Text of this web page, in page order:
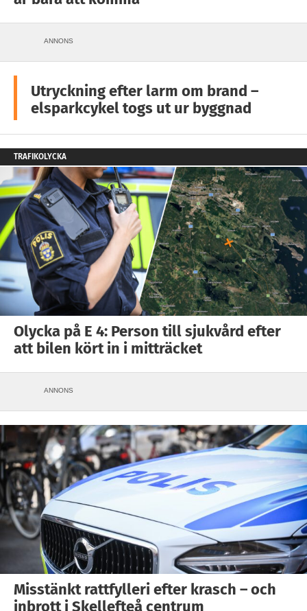
ANNONS
Utryckning efter larm om brand –
elsparkcykel togs ut ur byggnad
TRAFIKOLYCKA
Olycka på E 4: Person till sjukvård efter
att bilen kört in i mitträcket
ANNONS
Misstänkt rattfylleri efter krasch – och
inbrott i Skellefteå centrum